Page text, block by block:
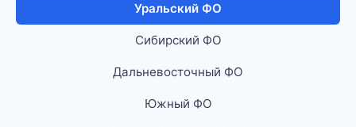
Уральский ФО
Сибирский ФО
Дальневосточный ФО
Южный ФО